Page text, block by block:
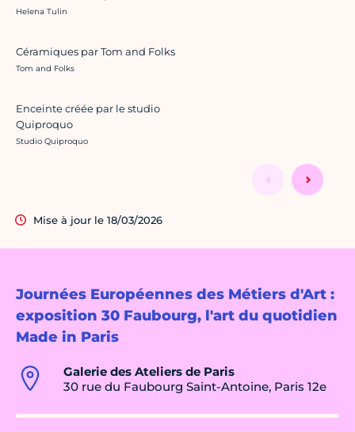
Journées Européennes des Métiers d'Art :
exposition 30 Faubourg, l'art du quotidien
Made in Paris
Galerie des Ateliers de Paris
30 rue du Faubourg Saint-Antoine, Paris 12e
Crédit photo :
Helena Tulin
Céramiques par Tom and Folks
Crédit photo :
Tom and Folks
Enceinte créée par le studio
Quiproquo
Crédit photo :
Studio Quiproquo
Mise à jour le 18/03/2026